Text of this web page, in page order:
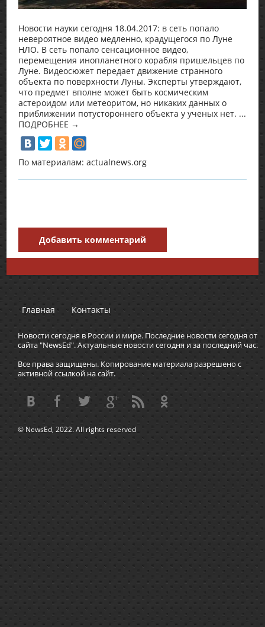
Новости науки сегодня 18.04.2017: в сеть попало
невероятное видео медленно, крадущегося по Луне
НЛО. В сеть попало сенсационное видео,
перемещения инопланетного корабля пришельцев по
Луне. Видеосюжет передает движение странного
объекта по поверхности Луны. Эксперты утверждают,
что предмет вполне может быть космическим
астероидом или метеоритом, но никаких данных о
приближении потустороннего объекта у ученых нет. ...
ПОДРОБНЕЕ →
По материалам: actualnews.org
Добавить комментарий
Главная Контакты
Новости сегодня в России и мире. Последние новости сегодня от
сайта "NewsEd". Актуальные новости сегодня и за последний час.
Все права защищены. Копирование материала разрешено с
активной ссылкой на сайт.
© NewsEd, 2022. All rights reserved